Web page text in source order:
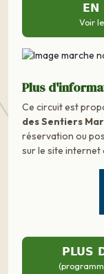
EN
Voir
Plus
Ce circuit est
des Sentiers
réservation ou
sur le site internet
PLUS